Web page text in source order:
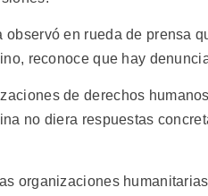
observó en rueda de prensa
reconoce que hay
de derechos
no diera respuestas
organizaciones